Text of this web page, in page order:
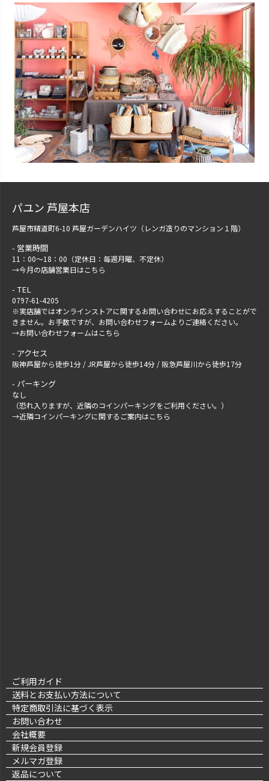
パユン 芦屋本店
芦屋市精道町6-10 芦屋ガーデンハイツ（レンガ造りのマンション１階）
営業時間
11：00～18：00（定休日：毎週月曜、不定休）
→今月の店舗営業日はこちら
TEL
0797-61-4205
※実店舗ではオンラインストアに関するお問い合わせにお応えすることがで
きません。お手数ですが、 お問い合わせフォームよりご連絡ください。
→お問い合わせフォームはこちら
アクセス
阪神芦屋から徒歩1分 / JR芦屋から徒歩14分 / 阪急芦屋川から徒歩17分
パーキング
なし
（恐れ入りますが、近隣のコインパーキングをご利用ください。）
→近隣コインパーキングに関するご案内はこちら
ご利用ガイド
送料とお支払い方法について
特定商取引法に基づく表示
お問い合わせ
会社概要
新規会員登録
メルマガ登録
返品について